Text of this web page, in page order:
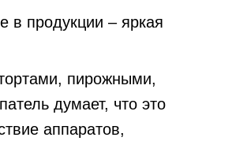
в продукции – яркая
пирожными,
думает, что это
аппаратов,